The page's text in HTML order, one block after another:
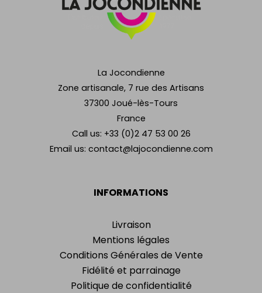
INFORMATIONS
Livraison
Mentions légales
Conditions Générales de Vente
Fidélité et parrainage
Politique de confidentialité
La Jocondienne
Zone artisanale, 7 rue des Artisans
37300 Joué-lès-Tours
France
Call us: +33 (0)2 47 53 00 26
Email us: contact@lajocondienne.com